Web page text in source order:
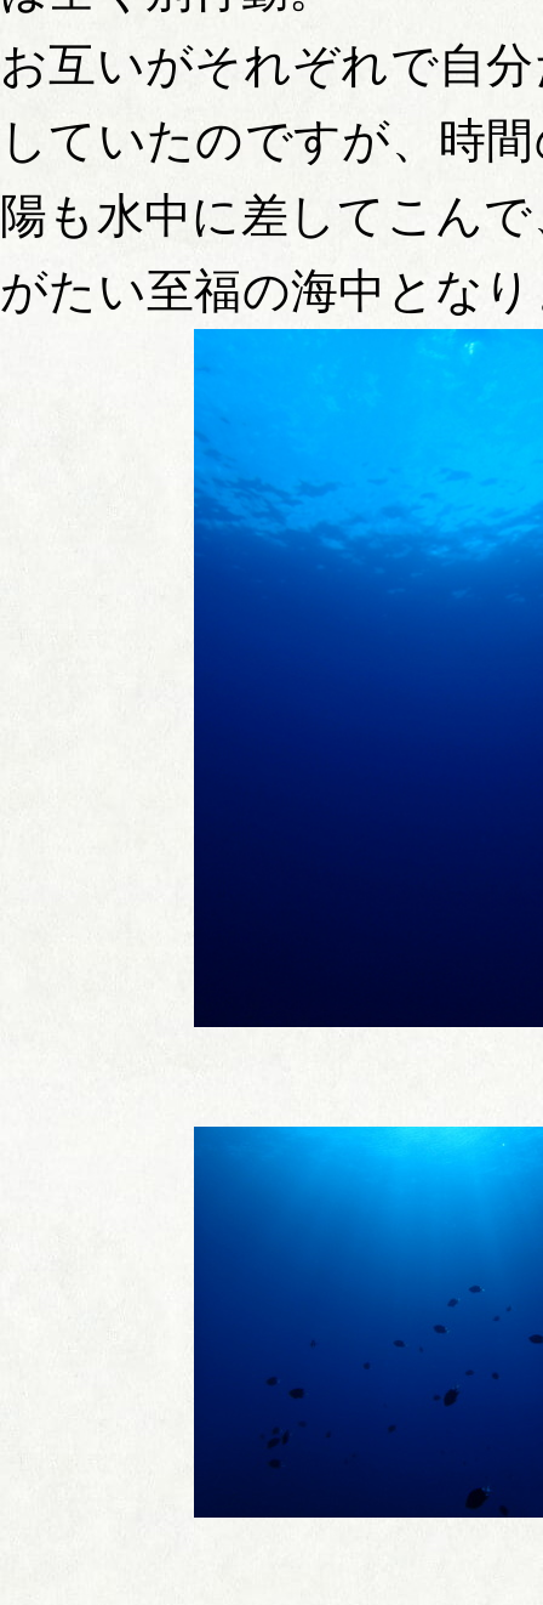
お互いがそれぞれで自
していたのですが、時
陽も水中に差してこん
がたい至福の海中とな